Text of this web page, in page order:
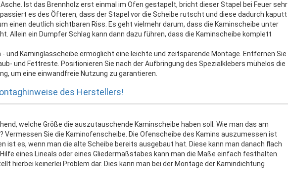
Ist das Brennholz erst einmal im Ofen gestapelt, bricht dieser Stapel bei Feuer sehr
es des Öfteren, dass der Stapel vor die Scheibe rutscht und diese dadurch kaputt
einen deutlich sichtbaren Riss. Es geht vielmehr darum, dass die Kaminscheibe unter
Allein ein Dumpfer Schlag kann dann dazu führen, dass die Kaminscheibe komplett
- und Kaminglasscheibe ermöglicht eine leichte und zeitsparende Montage. Entfernen Sie
und Fettreste. Positionieren Sie nach der Aufbringung des Spezialklebers mühelos die
um eine einwandfreie Nutzung zu garantieren.
des Herstellers!
welche Größe die auszutauschende Kaminscheibe haben soll. Wie man das am
Vermessen Sie die Kaminofenscheibe. Die Ofenscheibe des Kamins auszumessen ist
ist es, wenn man die alte Scheibe bereits ausgebaut hat. Diese kann man danach flach
eines Lineals oder eines Gliedermaßstabes kann man die Maße einfach festhalten.
hierbei keinerlei Problem dar. Dies kann man bei der Montage der Kamindichtung